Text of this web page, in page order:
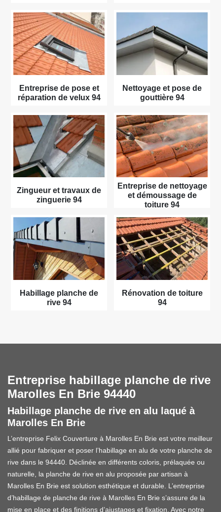
Entreprise de pose et
réparation de velux 94
Nettoyage et pose de
gouttière 94
Zingueur et travaux de
zinguerie 94
Entreprise de nettoyage
et démoussage de
toiture 94
Habillage planche de
rive 94
Rénovation de toiture
94
Entreprise habillage planche de rive
Marolles En Brie 94440
Habillage planche de rive en alu laqué à
Marolles En Brie
L’entreprise Felix Couverture à Marolles En Brie est votre meilleur
allié pour fabriquer et poser l’habillage en alu de votre planche de
rive dans le 94440. Déclinée en différents coloris, prélaquée ou
naturelle, la planche de rive en alu proposée par artisan à
Marolles En Brie est solution esthétique et durable. L’entreprise
d’habillage de planche de rive à Marolles En Brie s’assure de la
mise en place et des finitions d’ajustages et fixation. Avec notre